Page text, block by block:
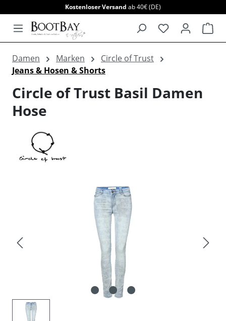
Kostenloser Versand ab 40€ (DE)
Damen Marken
Circle of Trust
Jeans & Hosen & Shorts
Circle of Trust Basil Damen
Hose
Bildergalerie überspringen